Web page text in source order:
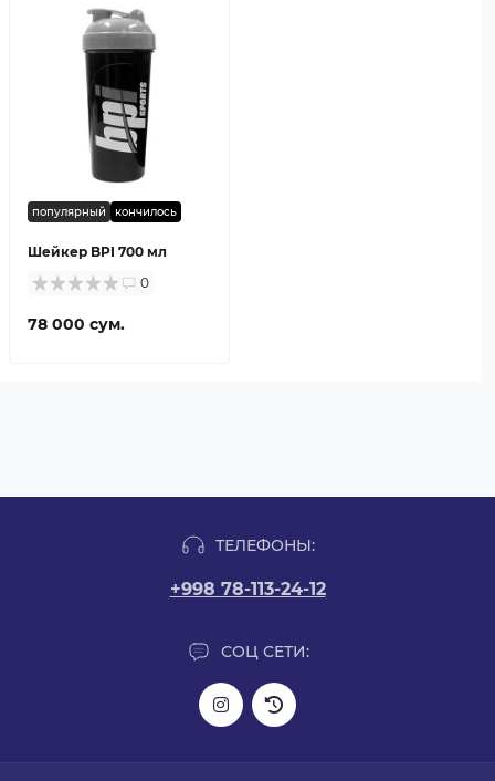
популярный кончилось
Шейкер BPI 700 мл
0
78 000 сум.
ТЕЛЕФОНЫ:
+998 78-113-24-12
СОЦ СЕТИ: